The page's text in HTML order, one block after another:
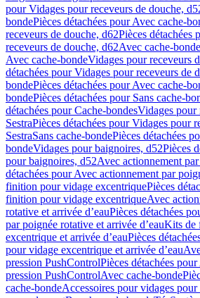
pour Vidages pour receveurs de douche,
bondePièces détachées pour Avec cache-
receveurs de douche, d62Pièces détachées
receveurs de douche, d62Avec cache-bonde
Avec cache-bondeVidages pour receveurs
détachées pour Vidages pour receveurs de
bondePièces détachées pour Avec cache-
bondePièces détachées pour Sans cache-
détachées pour Cache-bondesVidages pour
SestraPièces détachées pour Vidages pour
SestraSans cache-bondePièces détachées
bondeVidages pour baignoires, d52Pièces
pour baignoires, d52Avec actionnement
détachées pour Avec actionnement par
finition pour vidage excentriquePièces
finition pour vidage excentriqueAvec
rotative et arrivée d’eauPièces détachées
par poignée rotative et arrivée d’eauKits de
excentrique et arrivée d’eauPièces
pour vidage excentrique et arrivée d’eau
pression PushControlPièces détachées
pression PushControlAvec cache-bonde
cache-bondeAccessoires pour vidages